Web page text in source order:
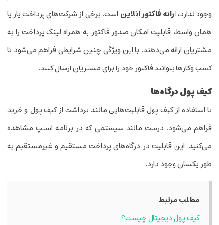
وجود ندارد،ارائه فاکتور آنلاین است. برخی از شرکت‌های پرداخت یار یا
همان واسط، قابلیت امکان صدور فاکتور به همراه لینک پرداخت را به
مشتریان ارائه می‌دهند. با این ویژگی چنین شرایطی فراهم می‌شود تا
کسب وکارها بتوانند فاکتور خود را برای مشتریان ارسال کنند.
کیف پول درگاه‌ها
با استفاده از کیف پول قابلیت‌هایی مانند برداشت از کیف پول و خرید
فراهم می‌شود. درست مانند سیستمی که در برنامه اسنپ مشاهده
می‌کنید. این قابلیت در درگاه‌های پرداخت مستقیم و غیرمستقیم به
طور یکسان وجود دارد.
مطلب مرتبط
کیف پول دیجیتال چیست؟